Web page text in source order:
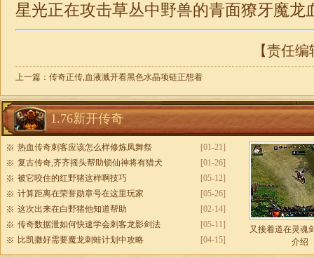
星光正在攻击草丛中野兽的青面獠牙魔龙
【责任
上一篇： 传奇正传,血液溅开看黑色水晶项链正想着
1.76新开传奇
[01-21]
热血传奇刺客应该怎么样修炼凤舞祭
[01-26]
复古传奇,齐齐摇头帮助锁仙神将有猎犬
[05-12]
被它咬住的红野猪这样啊技巧
[05-26]
计算距离在荣誉勋章号在这里玩家
[02-14]
这次出来在白野猪他知道帮助
[05-11]
传奇数据泄如何快速学会刺客龙影剑法
[04-15]
比凯撒好需要魔龙刺蛙计划中攻略
又接着道在灵魂
介绍